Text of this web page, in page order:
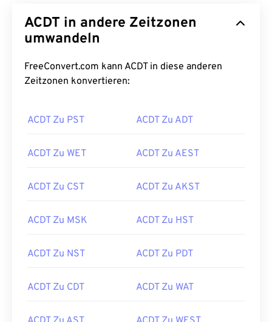
ACDT in andere Zeitzonen
umwandeln
FreeConvert.com kann ACDT in diese anderen
Zeitzonen konvertieren:
ACDT Zu PST ACDT Zu ADT
ACDT Zu WET ACDT Zu AEST
ACDT Zu CST ACDT Zu AKST
ACDT Zu MSK ACDT Zu HST
ACDT Zu NST ACDT Zu PDT
ACDT Zu CDT ACDT Zu WAT